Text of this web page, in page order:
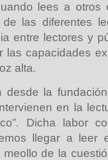
lees a
las diferentes
entre lectores y
las capacidades
alta.
desde la
en la
Dicha labor
llegar a leer
de la